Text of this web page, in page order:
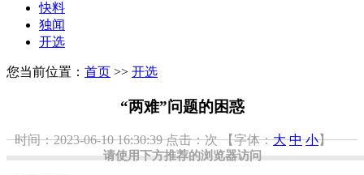
请使用下方推荐的浏览器访问
快料
独闻
开选
您当前位置： 首页 >> 开选
“两难”问题的困惑
时间：2023-06-10 16:30:39点击：次 【字体：大 中 小】